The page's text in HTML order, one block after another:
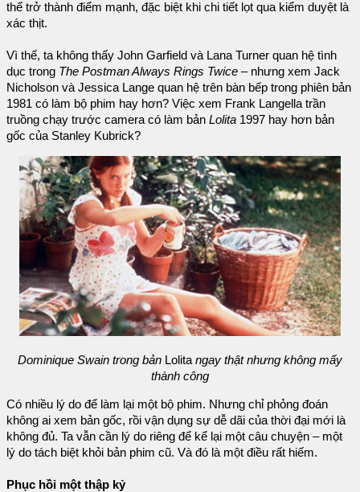
thể trở thành điểm mạnh, đặc biệt khi chi tiết lọt qua kiểm duyệt là
xác thịt.
Vì thế, ta không thấy John Garfield và Lana Turner quan hệ tình
dục trong The Postman Always Rings Twice – nhưng xem Jack
Nicholson và Jessica Lange quan hệ trên bàn bếp trong phiên bản
1981 có làm bộ phim hay hơn? Việc xem Frank Langella trần
truồng chạy trước camera có làm bản Lolita 1997 hay hơn bản
gốc của Stanley Kubrick?
Dominique Swain trong bản Lolita ngay thật nhưng không mấy
thành công
Có nhiều lý do để làm lại một bộ phim. Nhưng chỉ phỏng đoán
không ai xem bản gốc, rồi vận dụng sự dễ dãi của thời đại mới là
không đủ. Ta vẫn cần lý do riêng để kể lại một câu chuyện – một
lý do tách biệt khỏi bản phim cũ. Và đó là một điều rất hiếm.
Phục hồi một thập kỷ